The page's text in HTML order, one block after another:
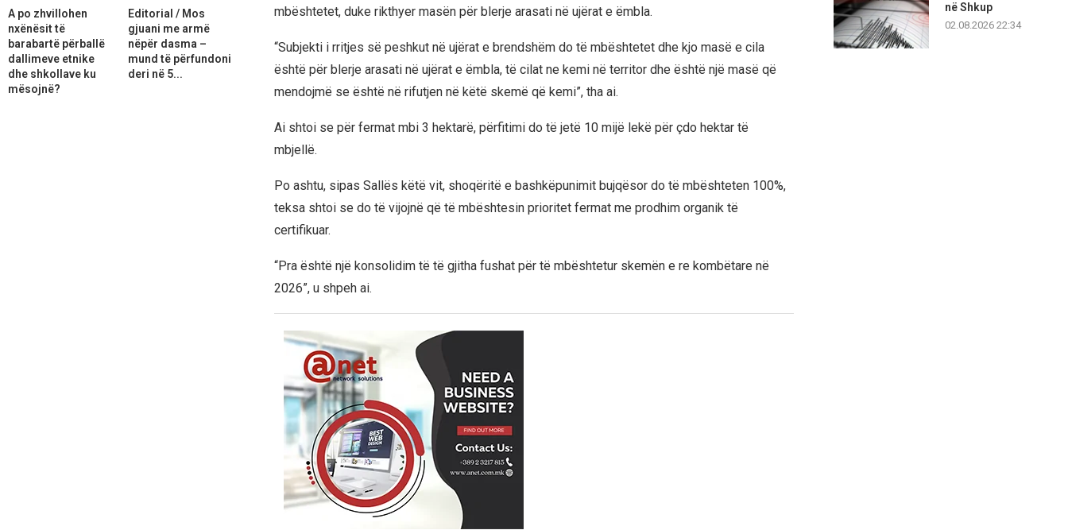
mbështetet, duke rikthyer masën për blerje arasati në ujërat e ëmbla.
“Subjekti i rritjes së peshkut në ujërat e brendshëm do të mbështetet dhe kjo masë e cila
është për blerje arasati në ujërat e ëmbla, të cilat ne kemi në territor dhe është një masë që
mendojmë se është në rifutjen në këtë skemë që kemi”, tha ai.
Ai shtoi se për fermat mbi 3 hektarë, përfitimi do të jetë 10 mijë lekë për çdo hektar të
mbjellë.
Po ashtu, sipas Sallës këtë vit, shoqëritë e bashkëpunimit bujqësor do të mbështeten 100%,
teksa shtoi se do të vijojnë që të mbështesin prioritet fermat me prodhim organik të
certifikuar.
“Pra është një konsolidim të të gjitha fushat për të mbështetur skemën e re kombëtare në
2026”, u shpeh ai.
në Shkup
02.08.2026 22:34
A po zhvillohen
nxënësit të
barabartë përballë
dallimeve etnike
dhe shkollave ku
mësojnë?
Editorial / Mos
gjuani me armë
nëpër dasma –
mund të përfundoni
deri në 5...